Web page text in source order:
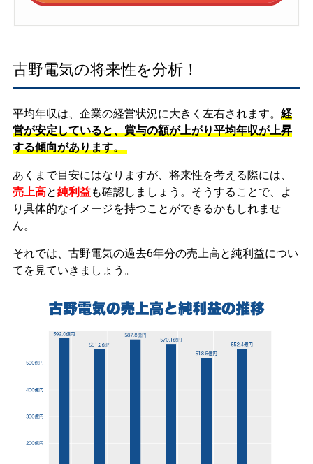
古野電気の将来性を分析！
平均年収は、企業の経営状況に大きく左右されます。 経
営が安定していると、賞与の額が上がり平均年収が上昇
する傾向があります。
あくまで目安にはなりますが、将来性を考える際には、
売上高と純利益も確認しましょう。そうすることで、よ
り具体的なイメージを持つことができるかもしれませ
ん。
それでは、古野電気の過去6年分の売上高と純利益につい
てを見ていきましょう。